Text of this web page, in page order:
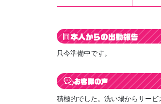
只今準備中です。
積極的でした。洗い場からサービ